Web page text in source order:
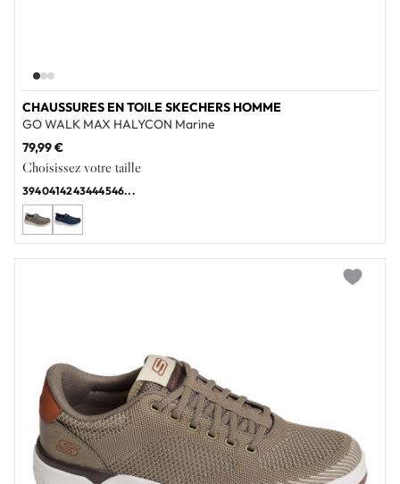
CHAUSSURES EN TOILE SKECHERS HOMME
GO WALK MAX HALYCON Marine
79,99 €
Choisissez votre taille
3940414243444546...